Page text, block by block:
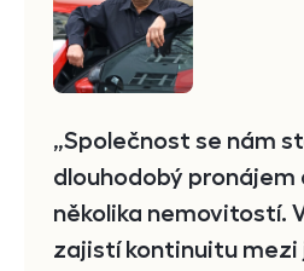
Společnost se nám
dlouhodobý pronájem
několika nemovitostí.
zajistí kontinuitu